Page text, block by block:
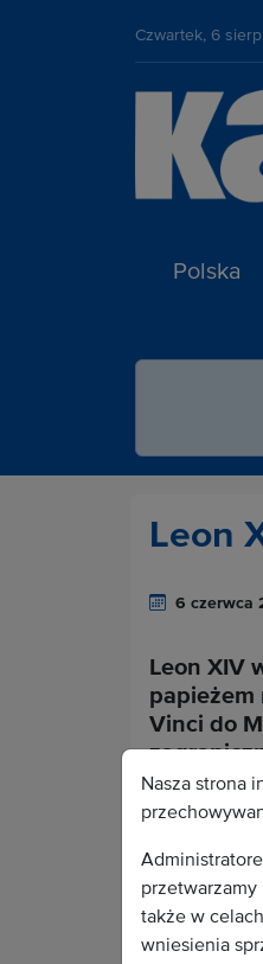
Czwartek, 6
Polska
Leon
6 czerwca
Leon XIV
papieżem
Vinci do
Nasza strona
także w
wniesienia